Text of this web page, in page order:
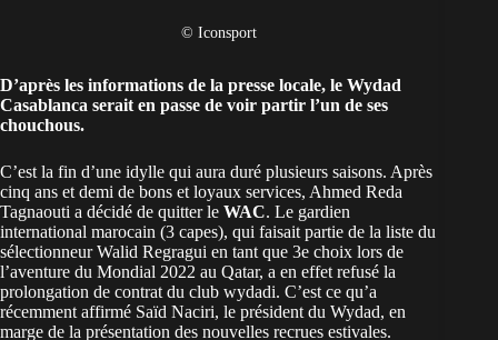
© Iconsport
D’après les informations de la presse locale, le Wydad
Casablanca serait en passe de voir partir l’un de ses
chouchous.
C’est la fin d’une idylle qui aura duré plusieurs saisons. Après
cinq ans et demi de bons et loyaux services, Ahmed Reda
Tagnaouti a décidé de quitter le WAC. Le gardien
international marocain (3 capes), qui faisait partie de la liste du
sélectionneur Walid Regragui en tant que 3e choix lors de
l’aventure du Mondial 2022 au Qatar, a en effet refusé la
prolongation de contrat du club wydadi. C’est ce qu’a
récemment affirmé Saïd Naciri, le président du Wydad, en
marge de la présentation des nouvelles recrues estivales.